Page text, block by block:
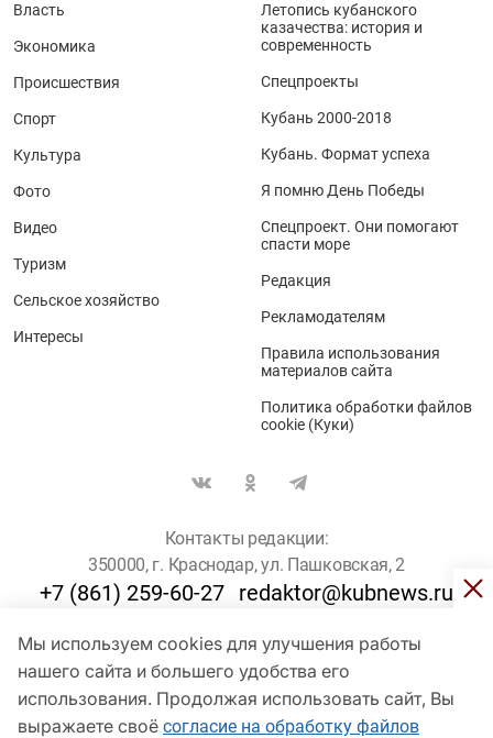
Мы используем cookies для улучшения работы
нашего сайта и большего удобства его
использования. Продолжая использовать сайт, Вы
выражаете своё согласие на обработку файлов
Власть
Экономика
Происшествия
Спорт
Культура
Фото
Видео
Туризм
Сельское хозяйство
Интересы
Летопись кубанского
казачества: история и
современность
Спецпроекты
Кубань 2000-2018
Кубань. Формат успеха
Я помню День Победы
Спецпроект. Они помогают
спасти море
Редакция
Рекламодателям
Правила использования
материалов сайта
Политика обработки файлов
cookie (Куки)
Контакты редакции:
350000, г. Краснодар, ул. Пашковская, 2
+7 (861) 259-60-27 redaktor@kubnews.ru
Для пользователей старше 16 лет
© Кубанские Новости, 2017
Сетевое издание «kubnews» зарегистрировано Федеральной